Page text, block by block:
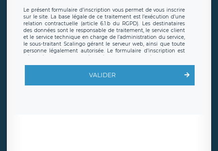
Le présent formulaire d’inscription vous permet de vous inscrire
sur le site. La base légale de ce traitement est l’exécution d’une
relation contractuelle (article 6.1.b du RGPD). Les destinataires
des données sont le responsable de traitement, le service client
et le service technique en charge de l’administration du service,
le sous-traitant Scalingo gérant le serveur web, ainsi que toute
personne légalement autorisée. Le formulaire d’inscription est
hébergé sur un serveur hébergé par Scalingo, basé en France et
offrant desclauses de protection conformes au RGPD. Les
en sollicite la suppression, étant entendu que vous pouvez
demander la suppression de vos données et retirer votre
VALIDER